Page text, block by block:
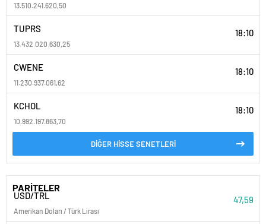
13.510.241.620,50
TUPRS
13.432.020.630,25
18:10
CWENE
11.230.937.061,62
18:10
KCHOL
10.992.197.863,70
18:10
DİĞER HİSSE SENETLERİ
PARİTELER
USD/TRL
Amerikan Doları / Türk Lirası
47,59